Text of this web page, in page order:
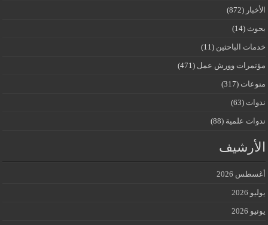
الأخبار (872)
بحوث (14)
خدمات الباحثين (11)
مؤتمرات وورش عمل (471)
منوعات (317)
ندوات (63)
ندوات علمية (88)
الأرشيف
أغسطس 2026
يوليو 2026
يونيو 2026